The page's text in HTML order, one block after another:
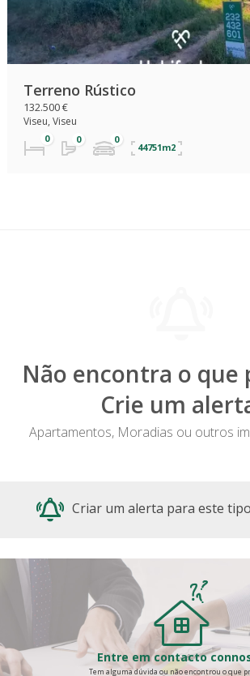
Terreno Rústico
132.500 €
Viseu, Viseu
44751m2
Não encontra o que
Crie um
Apartamentos, Moradias ou outros
Criar um alerta para este
Entre em contacto
Tem alguma dúvida ou não encontrou o que